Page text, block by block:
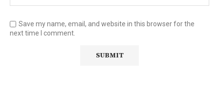
Save my name, email, and website in this browser for the
next time I comment.